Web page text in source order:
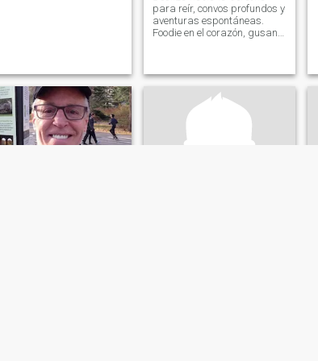
para reír, convos profundos y
aventuras espontáneas.
Foodie en el corazón, gusano
que pierda aquí